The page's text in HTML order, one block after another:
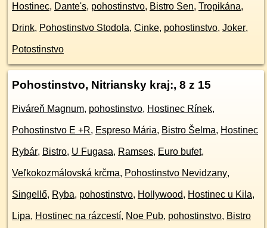
Hostinec, Dante's, pohostinstvo, Bistro Sen, Tropikána,
Drink, Pohostinstvo Stodola, Cinke, pohostinstvo, Joker,
Potostinstvo
Pohostinstvo, Nitriansky kraj:, 8 z 15
Piváreň Magnum, pohostinstvo, Hostinec Rínek,
Pohostinstvo E +R, Espreso Mária, Bistro Šelma, Hostinec
Rybár, Bistro, U Fugasa, Ramses, Euro bufet,
Veľkokozmálovská krčma, Pohostinstvo Nevidzany,
Singellő, Ryba, pohostinstvo, Hollywood, Hostinec u Kila,
Lipa, Hostinec na rázcestí, Noe Pub, pohostinstvo, Bistro